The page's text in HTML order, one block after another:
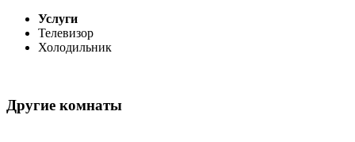
Услуги
Телевизор
Холодильник
Другие комнаты